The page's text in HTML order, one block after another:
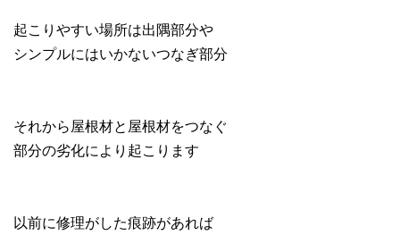
起こりやすい場所は出隅部分や
シンプルにはいかないつなぎ部分
それから屋根材と屋根材をつなぐ
部分の劣化により起こります
以前に修理がした痕跡があれば